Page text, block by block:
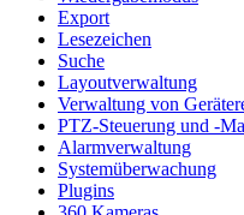
Export
Lesezeichen
Suche
Layoutverwaltung
Verwaltung von
PTZ-Steuerung und -
Alarmverwaltung
Systemüberwachung
Plugins